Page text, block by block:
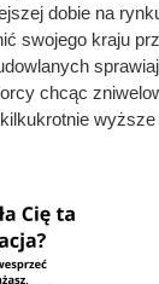
dobie na
swojego kraju
chcąc